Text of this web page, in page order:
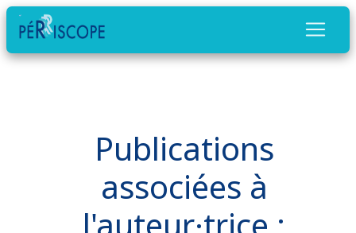
Publications
associées à